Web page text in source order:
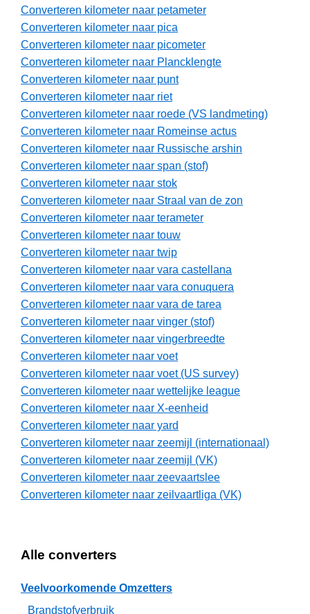
Converteren kilometer naar petameter
Converteren kilometer naar pica
Converteren kilometer naar picometer
Converteren kilometer naar Plancklengte
Converteren kilometer naar punt
Converteren kilometer naar riet
Converteren kilometer naar roede (VS landmeting)
Converteren kilometer naar Romeinse actus
Converteren kilometer naar Russische arshin
Converteren kilometer naar span (stof)
Converteren kilometer naar stok
Converteren kilometer naar Straal van de zon
Converteren kilometer naar terameter
Converteren kilometer naar touw
Converteren kilometer naar twip
Converteren kilometer naar vara castellana
Converteren kilometer naar vara conuquera
Converteren kilometer naar vara de tarea
Converteren kilometer naar vinger (stof)
Converteren kilometer naar vingerbreedte
Converteren kilometer naar voet
Converteren kilometer naar voet (US survey)
Converteren kilometer naar wettelijke league
Converteren kilometer naar X-eenheid
Converteren kilometer naar yard
Converteren kilometer naar zeemijl (internationaal)
Converteren kilometer naar zeemijl (VK)
Converteren kilometer naar zeevaartslee
Converteren kilometer naar zeilvaartliga (VK)
Alle converters
Veelvoorkomende Omzetters
Brandstofverbruik